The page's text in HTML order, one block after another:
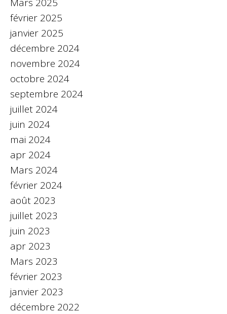
février 2025
janvier 2025
décembre 2024
novembre 2024
octobre 2024
septembre 2024
juillet 2024
juin 2024
mai 2024
apr 2024
Mars 2024
février 2024
août 2023
juillet 2023
juin 2023
apr 2023
Mars 2023
février 2023
janvier 2023
décembre 2022